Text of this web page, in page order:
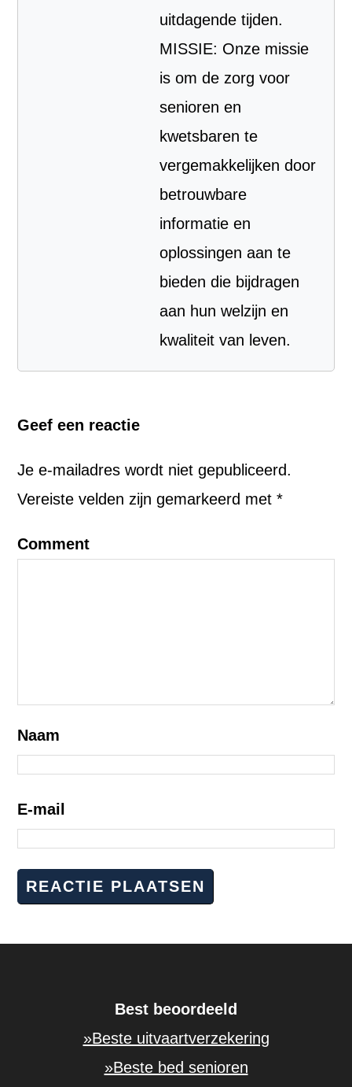
uitdagende tijden.
MISSIE: Onze missie
is om de zorg voor
senioren en
kwetsbaren te
vergemakkelijken door
betrouwbare
informatie en
oplossingen aan te
bieden die bijdragen
aan hun welzijn en
kwaliteit van leven.
Geef een reactie
Je e-mailadres wordt niet gepubliceerd.
Vereiste velden zijn gemarkeerd met*
Comment
Naam
E-mail
Best beoordeeld
»Beste uitvaartverzekering
»Beste bed senioren